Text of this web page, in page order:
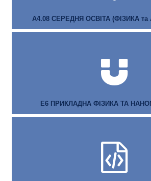
А4.08 СЕРЕДНЯ ОСВІТА (ФІЗИКА
Е6 ПРИКЛАДНА ФІЗИКА ТА